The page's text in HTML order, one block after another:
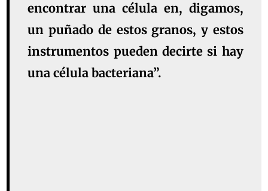
encontrar una célula en, digamos,
un puñado de estos granos, y estos
instrumentos pueden decirte si hay
una célula bacteriana”.